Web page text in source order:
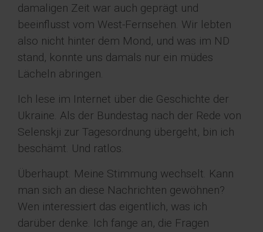
damaligen Zeit war auch geprägt und
beeinflusst vom West-Fernsehen. Wir lebten
also nicht hinter dem Mond, und was im ND
stand, konnte uns damals nur ein müdes
Lächeln abringen.
Ich lese im Internet über die Geschichte der
Ukraine. Als der Bundestag nach der Rede von
Selenskji zur Tagesordnung übergeht, bin ich
beschämt. Und ratlos.
Überhaupt. Meine Stimmung wechselt. Kann
man sich an diese Nachrichten gewöhnen?
Wen interessiert das eigentlich, was ich
darüber denke. Ich fange an, die Fragen